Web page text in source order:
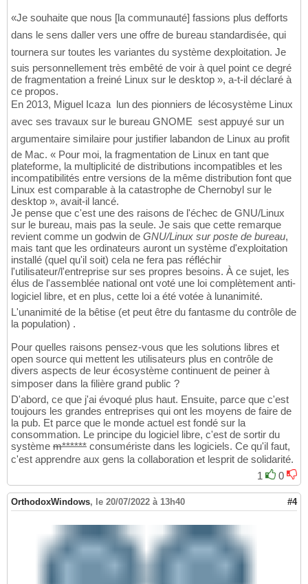
«Je souhaite que nous [la communauté] fassions plus defforts
dans le sens daller vers une offre de bureau standardisée, qui
tournera sur toutes les variantes du système dexploitation. Je
suis personnellement très embêté de voir à quel point ce degré
de fragmentation a freiné Linux sur le desktop », a-t-il déclaré à
ce propos.
En 2013, Miguel Icaza  lun des pionniers de lécosystème Linux
avec ses travaux sur le bureau GNOME  sest appuyé sur un
argumentaire similaire pour justifier labandon de Linux au profit
de Mac. « Pour moi, la fragmentation de Linux en tant que
plateforme, la multiplicité de distributions incompatibles et les
incompatibilités entre versions de la même distribution font que
Linux est comparable à la catastrophe de Chernobyl sur le
desktop », avait-il lancé.
Je pense que c'est une des raisons de l'échec de GNU/Linux
sur le bureau, mais pas la seule. Je sais que cette remarque
revient comme un godwin de GNU/Linux sur poste de bureau,
mais tant que les ordinateurs auront un système d'exploitation
installé (quel qu'il soit) cela ne fera pas réfléchir
l'utilisateur/l'entreprise sur ses propres besoins. À ce sujet, les
élus de l'assemblée national ont voté une loi complètement anti-
logiciel libre, et en plus, cette loi a été votée à lunanimité.
L'unanimité de la bêtise (et peut être du fantasme du contrôle de
la population) .
Pour quelles raisons pensez-vous que les solutions libres et
open source qui mettent les utilisateurs plus en contrôle de
divers aspects de leur écosystème continuent de peiner à
simposer dans la filière grand public ?
D'abord, ce que j'ai évoqué plus haut. Ensuite, parce que c'est
toujours les grandes entreprises qui ont les moyens de faire de
la pub. Et parce que le monde actuel est fondé sur la
consommation. Le principe du logiciel libre, c'est de sortir du
système m****** consumériste dans les logiciels. Ce qu'il faut,
c'est apprendre aux gens la collaboration et lesprit de solidarité.
1
0
OrthodoxWindows, le 20/07/2022 à 13h40 #4